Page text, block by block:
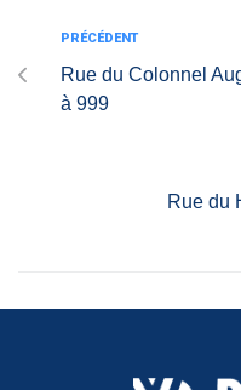
PRÉCÉDENT
Rue du Colonnel
à 999
Rue du